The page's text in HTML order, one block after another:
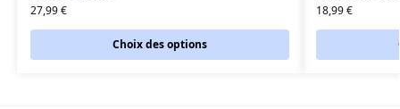
27,99€
Choix des options
18,99€